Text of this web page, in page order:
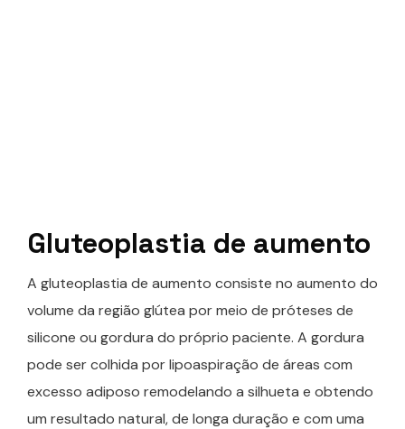
Gluteoplastia de aumento
A gluteoplastia de aumento consiste no aumento do
volume da região glútea por meio de próteses de
silicone ou gordura do próprio paciente. A gordura
pode ser colhida por lipoaspiração de áreas com
excesso adiposo remodelando a silhueta e obtendo
um resultado natural, de longa duração e com uma